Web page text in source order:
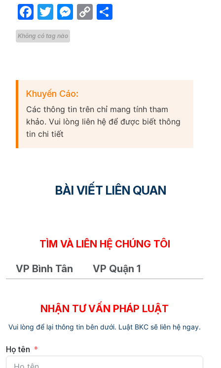
Facebook
Twitter
Messenger
Copy
Không có tag nào
Khuyến Cáo:
Các thông tin trên chỉ mang tính tham
khảo. Vui lòng liên hệ để được biết thông
tin chi tiết
BÀI VIẾT LIÊN QUAN
TÌM VÀ LIÊN HỆ CHÚNG TÔI
VP Bình Tân VP Quận 1
NHẬN TƯ VẤN PHÁP LUẬT
Vui lòng để lại thông tin bên dưới. Luật BKC sẽ liên hệ ngay.
Họ tên